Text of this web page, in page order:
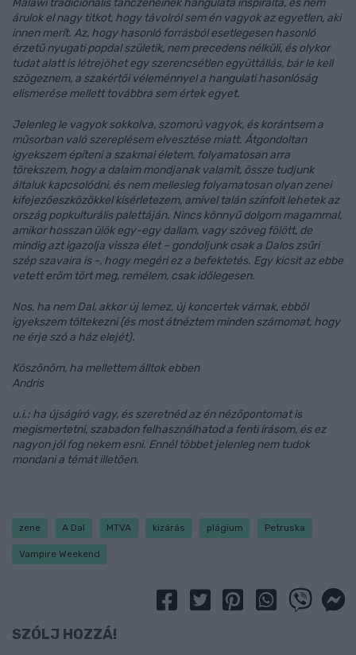
Malawi tradicionális tánczenéinek hangulata inspirálta, és nem
árulok el nagy titkot, hogy távolról sem én vagyok az egyetlen, aki
innen merít. Az, hogy hasonló forrásból esetlegesen hasonló
érzetű nyugati popdal születik, nem precedens nélküli, és olykor
tudat alatt is létrejöhet egy szerencsétlen együttállás, bár le kell
szögeznem, a szakértői véleménnyel a hangulati hasonlóság
elismerése mellett továbbra sem értek egyet.
Jelenleg le vagyok sokkolva, szomorú vagyok, és korántsem a
műsorban való szereplésem elvesztése miatt. Átgondoltan
igyekszem építeni a szakmai életem, folyamatosan arra
törekszem, hogy a dalaim mondjanak valamit, össze tudjunk
általuk kapcsolódni, és nem mellesleg folyamatosan olyan zenei
kifejezőeszközökkel kísérletezem, amivel talán színfolt lehetek az
ország popkulturális palettáján. Nincs könnyű dolgom magammal,
amikor hosszan ülök egy-egy dallam, vagy szöveg fölött, de
mindig azt igazolja vissza élet – gondoljunk csak a Dalos zsűri
szép szavaira is -, hogy megéri ez a befektetés. Egy kicsit az ebbe
vetett erőm tört meg, remélem, csak időlegesen.
Nos, ha nem Dal, akkor új lemez, új koncertek várnak, ebből
igyekszem töltekezni (és most átnéztem minden számomat, hogy
ne érje szó a ház elejét).
Köszönöm, ha mellettem álltok ebben
Andris
u.i.: ha újságíró vagy, és szeretnéd az én nézőpontomat is
megismertetni, szabadon felhasználhatod a fenti írásom, és ez
nagyon jól fog nekem esni. Ennél többet jelenleg nem tudok
mondani a témát illetően.
zene A Dal MTVA kizárás plágium Petruska
Vampire Weekend
SZÓLJ HOZZÁ!